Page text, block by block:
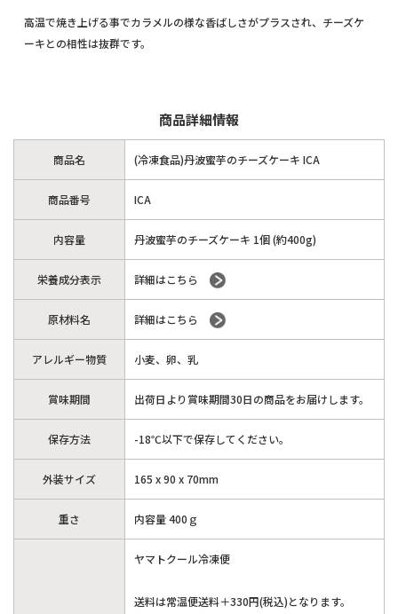
高温で焼き上げる事でカラメルの様な香ばしさがプラスされ、チーズケ
ーキとの相性は抜群です。
商品詳細情報
商品名 (冷凍食品)丹波蜜芋のチーズケーキ ICA
商品番号 ICA
内容量 丹波蜜芋のチーズケーキ 1個 (約400g)
栄養成分表示 詳細はこちら
原材料名 詳細はこちら
アレルギー物質 小麦、卵、乳
賞味期間 出荷日より賞味期間30日の商品をお届けします。
保存方法 -18℃以下で保存してください。
外装サイズ 165 x 90 x 70mm
重さ 内容量 400ｇ
ヤマトクール冷凍便
送料は常温便送料＋330円(税込)となります。